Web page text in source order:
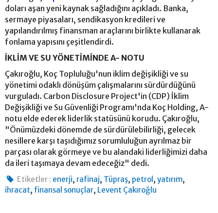
doları aşan yeni kaynak sağladığını açıkladı. Banka,
sermaye piyasaları, sendikasyon kredileri ve
yapılandırılmış finansman araçlarını birlikte kullanarak
fonlama yapısını çeşitlendirdi.
İKLİM VE SU YÖNETİMİNDE A- NOTU
Çakıroğlu, Koç Topluluğu'nun iklim değişikliği ve su
yönetimi odaklı dönüşüm çalışmalarını sürdürdüğünü
vurguladı. Carbon Disclosure Project'in (CDP) İklim
Değişikliği ve Su Güvenliği Programı'nda Koç Holding, A-
notu elde ederek liderlik statüsünü korudu. Çakıroğlu,
"Önümüzdeki dönemde de sürdürülebilirliği, gelecek
nesillere karşı taşıdığımız sorumluluğun ayrılmaz bir
parçası olarak görmeye ve bu alandaki liderliğimizi daha
da ileri taşımaya devam edeceğiz" dedi.
Etiketler : enerji, rafinaj, Tüpraş, petrol ,yatırım,
ihracat, finansal sonuçlar, Levent Çakıroğlu